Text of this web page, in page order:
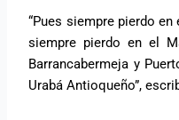
“Pues siempre pierdo
siempre pierdo en el
Barrancabermeja y
Urabá Antioqueño”,